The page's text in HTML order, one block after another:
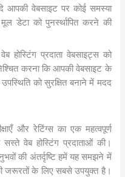
आपकी वेबसाइट पर कोई समस्या
डेटा को पुनर्स्थापित करने की
होस्टिंग प्रदाता वेबसाइट्स को
करना कि आपकी वेबसाइट के
को सुरक्षित बनाने में मदद
और रेटिंग्स का एक महत्वपूर्ण
वेब होस्टिंग प्रदाताओं की।
की अंतर्दृष्टि हमें यह समझने में
जरूरतों के लिए सबसे उपयुक्त है।